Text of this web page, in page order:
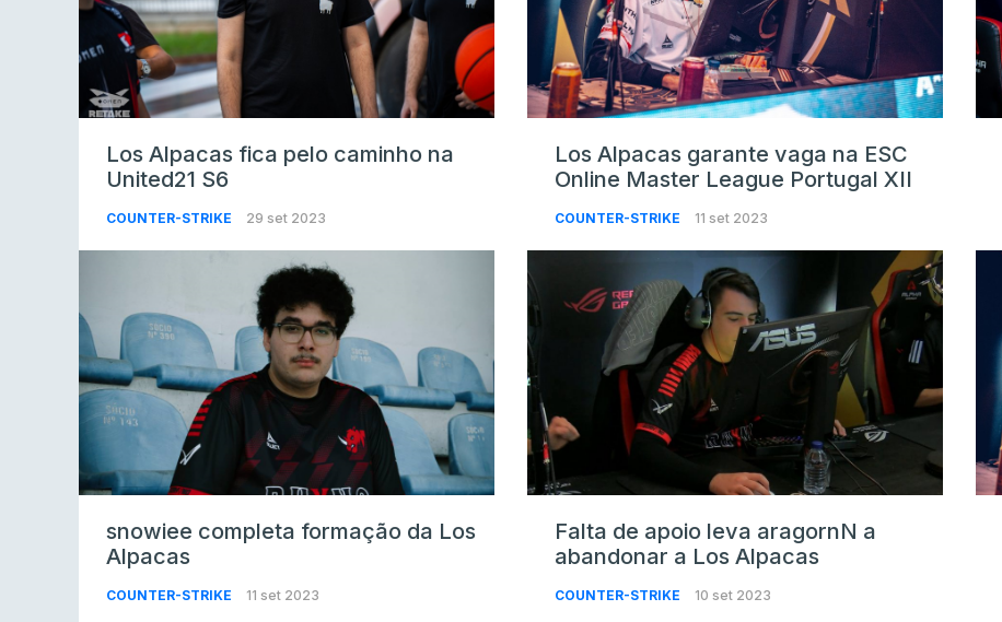
Los Alpacas fica pelo caminho na
United21 S6
COUNTER-STRIKE 29 set 2023
Los Alpacas garante vaga na ESC
Online Master League Portugal XII
COUNTER-STRIKE 11 set 2023
snowiee completa formação da Los
Alpacas
COUNTER-STRIKE 11 set 2023
Falta de apoio leva aragornN a
abandonar a Los Alpacas
COUNTER-STRIKE 10 set 2023